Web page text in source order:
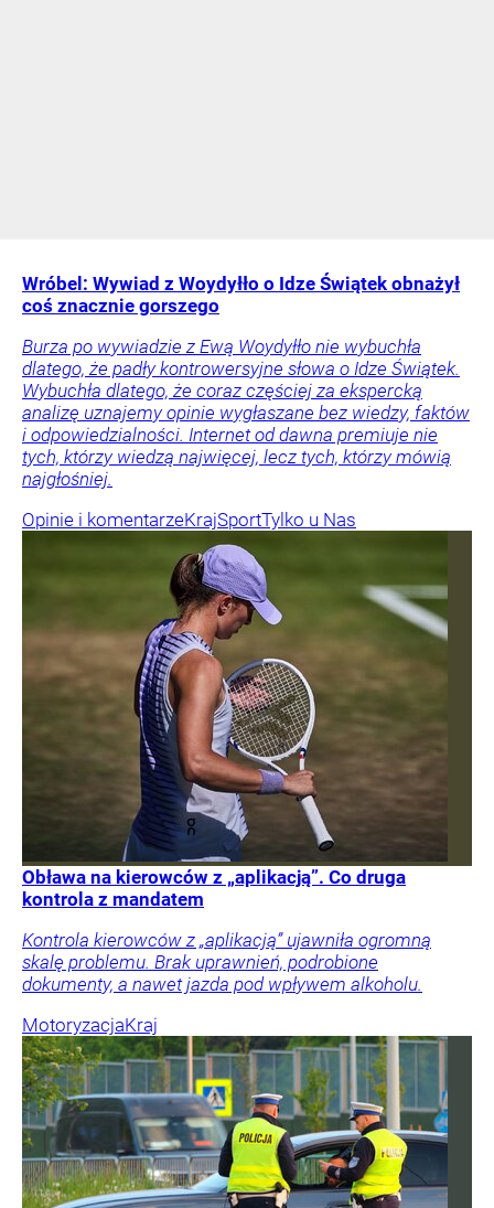
Wróbel: Wywiad z Woydyłło o Idze Świątek obnażył
coś znacznie gorszego
Burza po wywiadzie z Ewą Woydyłło nie wybuchła
dlatego, że padły kontrowersyjne słowa o Idze Świątek.
Wybuchła dlatego, że coraz częściej za ekspercką
analizę uznajemy opinie wygłaszane bez wiedzy, faktów
i odpowiedzialności. Internet od dawna premiuje nie
tych, którzy wiedzą najwięcej, lecz tych, którzy mówią
najgłośniej.
Opinie i komentarzeKrajSportTylko u Nas
Obława na kierowców z „aplikacją”. Co druga
kontrola z mandatem
Kontrola kierowców z „aplikacją” ujawniła ogromną
skalę problemu. Brak uprawnień, podrobione
dokumenty, a nawet jazda pod wpływem alkoholu.
MotoryzacjaKraj